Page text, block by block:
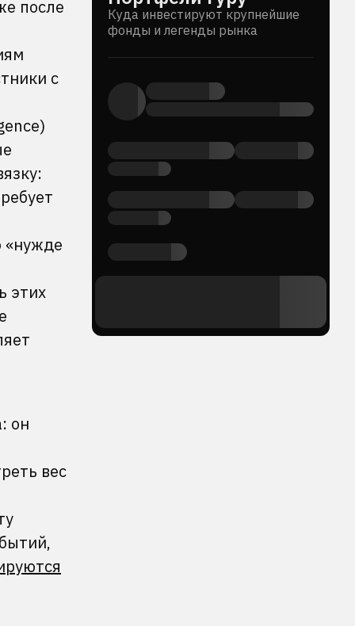
после
с
«нужде
этих
он
вес
Куда инвестируют крупнейшие
фонды и легенды рынка